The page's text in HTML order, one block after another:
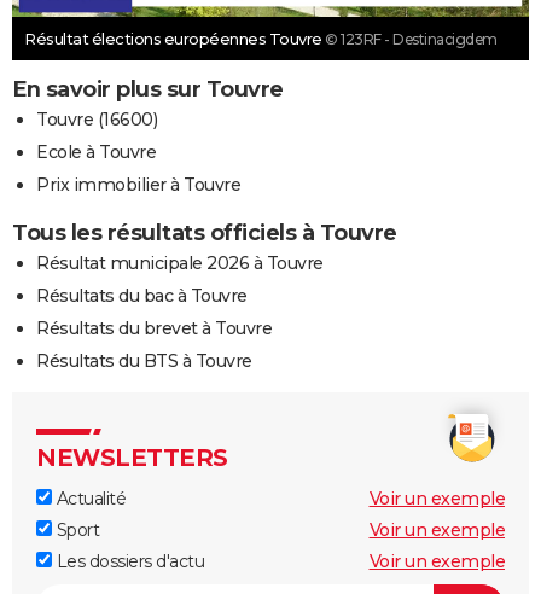
Résultat élections européennes Touvre © 123RF - Destinacigdem
En savoir plus sur Touvre
Touvre (16600)
Ecole à Touvre
Prix immobilier à Touvre
Tous les résultats officiels à Touvre
Résultat municipale 2026 à Touvre
Résultats du bac à Touvre
Résultats du brevet à Touvre
Résultats du BTS à Touvre
NEWSLETTERS
Actualité
Voir un exemple
Sport
Voir un exemple
Les dossiers d'actu
Voir un exemple